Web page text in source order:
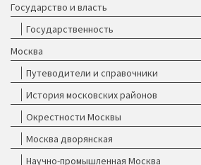
Государство и власть
Государственность
Москва
Путеводители и справочники
История московских районов
Окрестности Москвы
Москва дворянская
Научно-промышленная Москва